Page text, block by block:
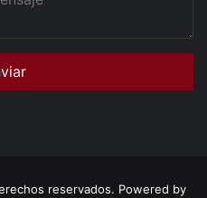
reservados. Powered by